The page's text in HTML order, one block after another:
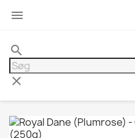

search
clear